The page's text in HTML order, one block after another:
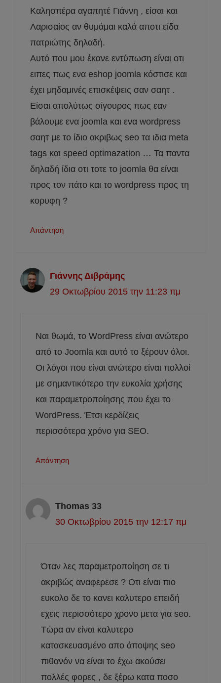
Καλησπέρα αγαπητέ Γιάννη , είσαι και
Λαρισαίος αν θυμάμαι καλά αποτι είδα
πατριώτης δηλαδή.
Αυτό που μου έκανε εντύπωση είναι οτι
ειπες πως ενα eshop joomla κόστισε και
έχει μηδαμινές επισκέψεις σαν σαητ .
Είσαι απολύτως σίγουρος πως εαν
βάλουμε ενα joomla και ενα wordpress
σαητ με το ίδιο ακριβως seo τα ιδια meta
tags και speed optimazation … Τα παντα
δηλαδή ίδια οτι τοτε το joomla θα είναι
προς τον πάτο και το wordpress προς τη
κορυφη ?
Απάντηση
Γιάννης Διβράμης
29 Οκτωβρίου 2015 την 11:23 πμ
Ναι θωμά, το WordPress είναι ανώτερο
από το Joomla και αυτό το ξέρουν όλοι.
Οι λόγοι που είναι ανώτερο είναι πολλοί
με σημαντικότερο την ευκολία χρήσης
και παραμετροποίησης που έχει το
WordPress. Έτσι κερδίζεις
περισσότερα χρόνο για SEO.
Απάντηση
Thomas 33
30 Οκτωβρίου 2015 την 12:17 πμ
Όταν λες παραμετροποίηση σε τι
ακριβώς αναφερεσε ? Οτι είναι πιο
ευκολο δε το κανει καλυτερο επειδή
εχεις περισσότερο χρονο μετα για seo.
Τώρα αν είναι καλυτερο
κατασκευασμένο απο άποψης seo
πιθανόν να είναι το έχω ακούσει
πολλές φορες , δε ξέρω κατα ποσο